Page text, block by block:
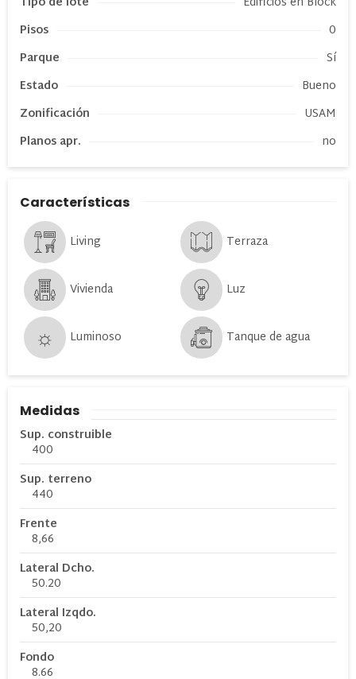
Pisos
0
Parque
Sí
Estado
Bueno
Zonificación
USAM
Planos apr.
no
Características
Living Terraza
Vivienda Luz
Luminoso Tanque de agua
Medidas
Sup. construible
400
Sup. terreno
440
Frente
8,66
Lateral Dcho.
50.20
Lateral Izqdo.
50,20
Fondo
8.66